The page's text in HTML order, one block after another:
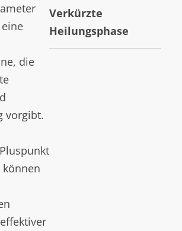
die
vorgibt.
Verkürzte
Heilungsphase